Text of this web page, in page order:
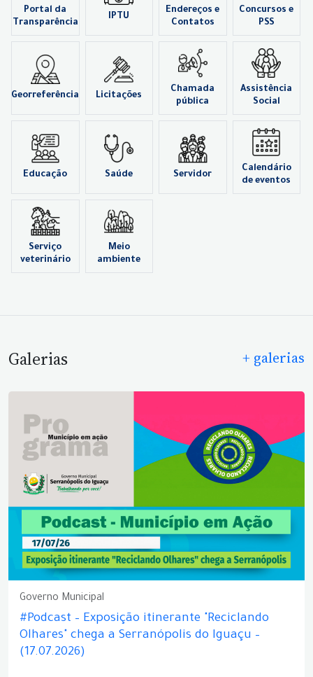
Portal da
Transparência
IPTU
Endereços e
Contatos
Concursos e
PSS
Georreferência Licitações
Chamada
pública
Assistência
Social
Educação Saúde Servidor
Calendário
de eventos
Serviço
veterinário
Meio
ambiente
Galerias + galerias
Governo Municipal
#Podcast – Exposição itinerante "Reciclando
Olhares" chega a Serranópolis do Iguaçu –
(17.07.2026)